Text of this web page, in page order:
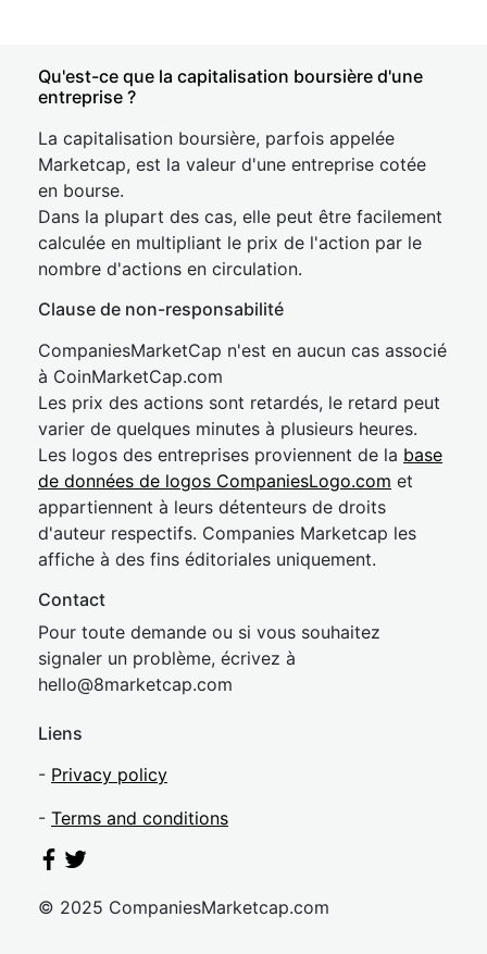
Qu'est-ce que la capitalisation boursière d'une
entreprise ?
La capitalisation boursière, parfois appelée
Marketcap, est la valeur d'une entreprise cotée
en bourse.
Dans la plupart des cas, elle peut être facilement
calculée en multipliant le prix de l'action par le
nombre d'actions en circulation.
Clause de non-responsabilité
CompaniesMarketCap n'est en aucun cas associé
à CoinMarketCap.com
Les prix des actions sont retardés, le retard peut
varier de quelques minutes à plusieurs heures.
Les logos des entreprises proviennent de la base
de données de logos CompaniesLogo.com et
appartiennent à leurs détenteurs de droits
d'auteur respectifs. Companies Marketcap les
affiche à des fins éditoriales uniquement.
Contact
Pour toute demande ou si vous souhaitez
signaler un problème, écrivez à
hello@8marketcap.com
Liens
- Privacy policy
- Terms and conditions
© 2025 CompaniesMarketcap.com